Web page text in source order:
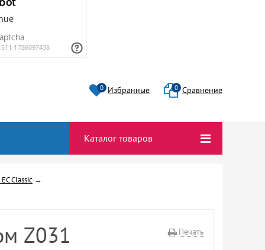
0 Избранные 0 Сравнение
Каталог товаров
Classic →
Печать
Z031